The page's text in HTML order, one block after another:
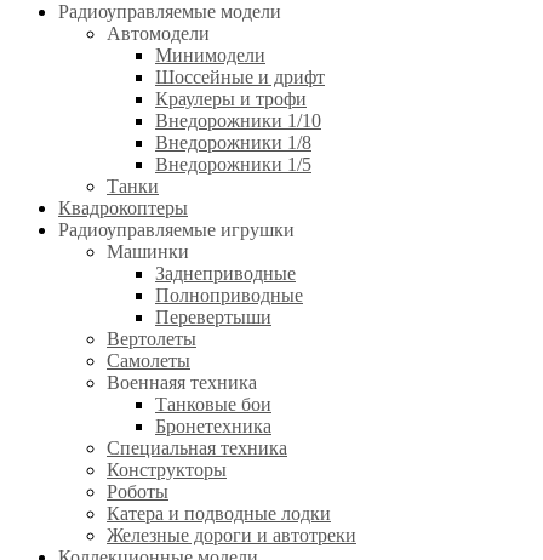
Радиоуправляемые модели
Автомодели
Минимодели
Шоссейные и дрифт
Краулеры и трофи
Внедорожники 1/10
Внедорожники 1/8
Внедорожники 1/5
Танки
Квадрокоптеры
Радиоуправляемые игрушки
Машинки
Заднеприводные
Полноприводные
Перевертыши
Вертолеты
Самолеты
Военнаяя техника
Танковые бои
Бронетехника
Специальная техника
Конструкторы
Роботы
Катера и подводные лодки
Железные дороги и автотреки